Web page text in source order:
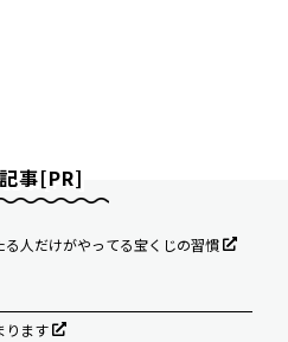
事[PR]
人だけがやってる宝くじの習慣
ります